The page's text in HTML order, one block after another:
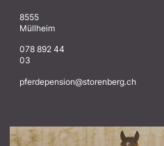
8555
Müllheim
078 892 44
03
hc.grebnerots
@noisnepedrefp